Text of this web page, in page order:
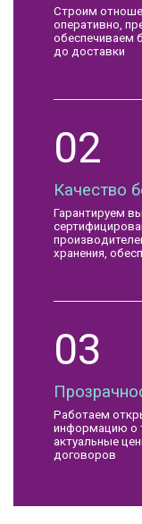
Строим
оперативно,
обеспечиваем
до доставки
02
Качество
Гарантируем
хранения,
03
Работаем
информацию о
актуальные
договоров